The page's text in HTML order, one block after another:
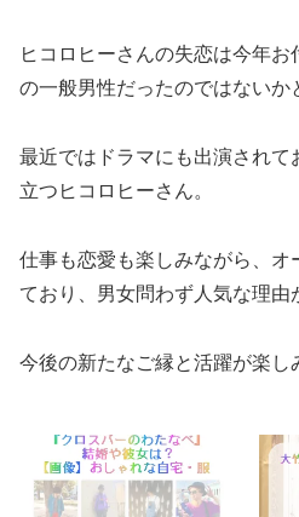
ヒコロヒーさんの失恋は今年
の一般男性だったのではないか
最近ではドラマにも出演されて
立つヒコロヒーさん。
仕事も恋愛も楽しみながら、
ており、男女問わず人気な理由
今後の新たなご縁と活躍が楽し